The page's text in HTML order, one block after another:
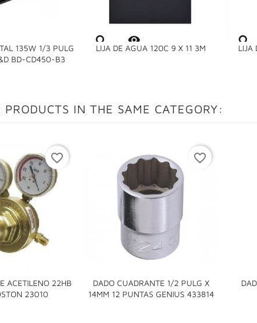
135W 1/3 PULG
BD-CD450-B3
LIJA DE AGUA 120C 9 X 11 3M

LIJA
IN THE SAME CATEGORY:
ACETILENO 22HB
23010
favorite_border
DADO CUADRANTE 1/2 PULG X
14MM 12 PUNTAS GENIUS 433814

favorite_border